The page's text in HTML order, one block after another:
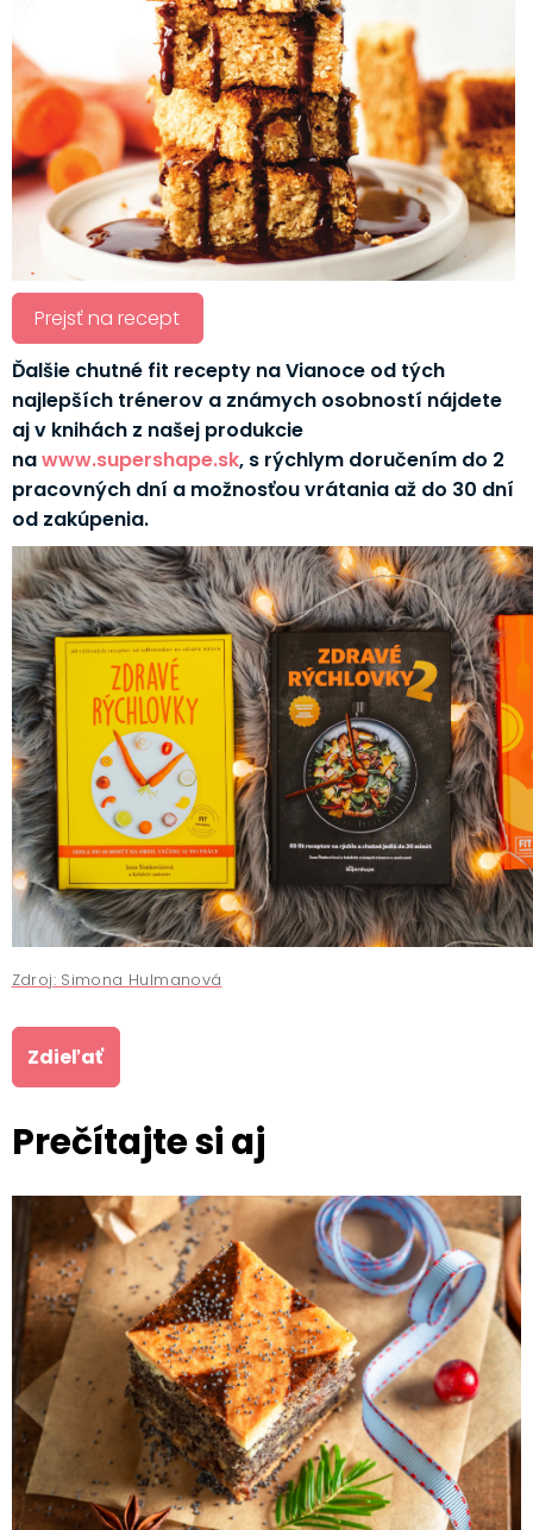
Prejsť na recept
Ďalšie chutné fit recepty na Vianoce od tých
najlepších trénerov a známych osobností nájdete
aj v knihách z našej produkcie
nawww.supershape.sk, s rýchlym doručením do 2
pracovných dní a možnosťou vrátania až do 30 dní
od zakúpenia.
Zdroj: Simona Hulmanová
Zdieľať
Prečítajte si aj